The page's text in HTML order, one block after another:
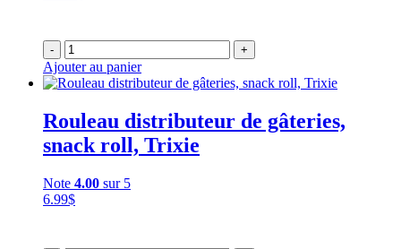
- +
Ajouter au panier
Rouleau distributeur de gâteries,
snack roll, Trixie
Note 4.00 sur 5
6.99$